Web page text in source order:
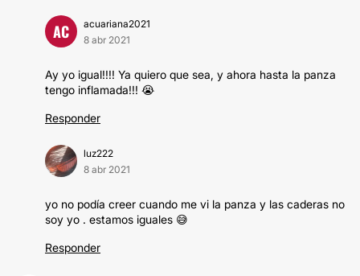
AC
acuariana2021
8 abr 2021
Ay yo igual!!!! Ya quiero que sea, y ahora hasta la panza
tengo inflamada!!! 😭
Responder
luz222
8 abr 2021
yo no podía creer cuando me vi la panza y las caderas no
soy yo . estamos iguales 😅
Responder